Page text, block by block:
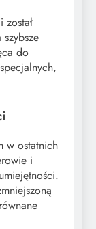
do
w ostatnich
i